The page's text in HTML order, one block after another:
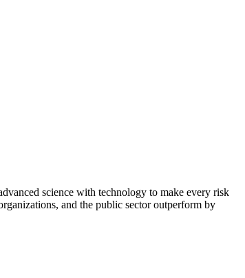
science with technology to make every risk
and the public sector outperform by